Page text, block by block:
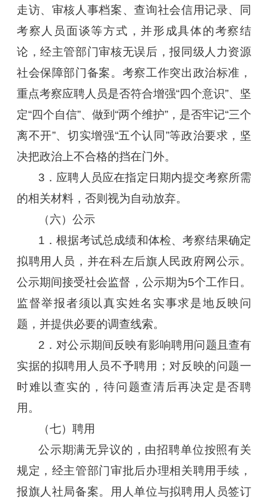
走访、审核人事档案、查询社会信用记录、同
考察人员面谈等方式，并形成具体的考察结
论，经主管部门审核无误后，报同级人力资源
社会保障部门备案。考察工作突出政治标准，
重点考察应聘人员是否符合增强“四个意识”、坚
定“四个自信”、做到“两个维护”，是否牢记“三个
离不开”、切实增强“五个认同”等政治要求，坚
决把政治上不合格的挡在门外。
3．应聘人员应在指定日期内提交考察所需
的相关材料，否则视为自动放弃。
（六）公示
1．根据考试总成绩和体检、考察结果确定
拟聘用人员，并在科左后旗人民政府网公示。
公示期间接受社会监督，公示期为5个工作日。
监督举报者须以真实姓名实事求是地反映问
题，并提供必要的调查线索。
2．对公示期间反映有影响聘用问题且查有
实据的拟聘用人员不予聘用；对反映的问题一
时难以查实的，待问题查清后再决定是否聘
用。
（七）聘用
公示期满无异议的，由招聘单位按照有关
规定，经主管部门审批后办理相关聘用手续，
报旗人社局备案。用人单位与拟聘用人员签订